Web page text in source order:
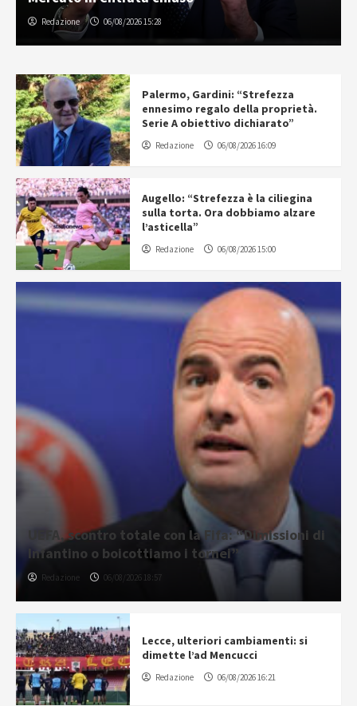
Redazione 06/08/2026 15:28
Palermo, Gardini: “Strefezza
ennesimo regalo della proprietà.
Serie A obiettivo dichiarato”
Redazione 06/08/2026 16:09
Augello: “Strefezza è la ciliegina
sulla torta. Ora dobbiamo alzare
l’asticella”
Redazione 06/08/2026 15:00
UEFA, scontro totale con la Fifa: “Dimissioni di
Infantino o boicottiamo i tornei”
Redazione 06/08/2026 18:57
Lecce, ulteriori cambiamenti: si
dimette l’ad Mencucci
Redazione 06/08/2026 16:21